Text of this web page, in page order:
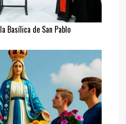
Basílica de San Pablo